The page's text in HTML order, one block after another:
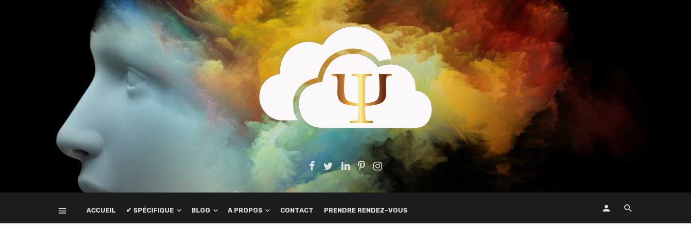
ACCUEIL ✔ SPÉCIFIQUE BLOG A PROPOS CONTACT PRENDRE RENDEZ-VOUS